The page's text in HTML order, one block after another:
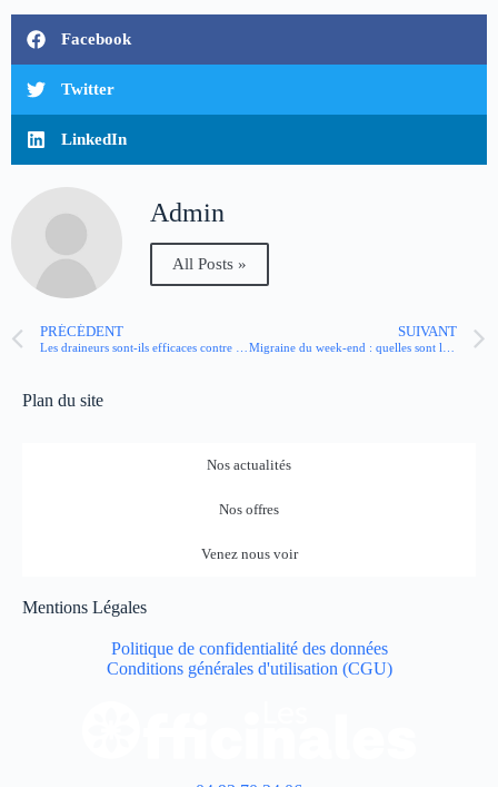
Facebook
Twitter
LinkedIn
Admin
All Posts »
PRÉCÉDENT SUIVANT
Plan du site
Nos actualités
Nos offres
Venez nous voir
Mentions Légales
Politique de confidentialité des données
Conditions générales d'utilisation (CGU)